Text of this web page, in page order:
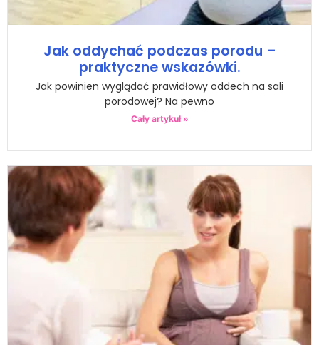
Jak oddychać podczas porodu –
praktyczne wskazówki.
Jak powinien wyglądać prawidłowy oddech na sali
porodowej? Na pewno
Cały artykuł »